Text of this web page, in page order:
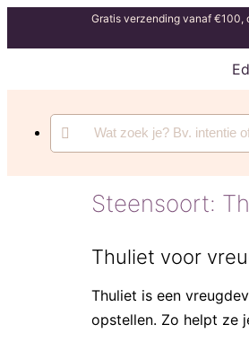
Gratis verzending vanaf €100,
Steensoort:
Thuliet voor
Thuliet is een
opstellen. Zo helpt ze